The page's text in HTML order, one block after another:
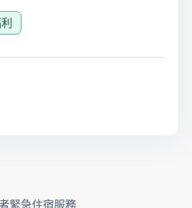
緊急住宿服務